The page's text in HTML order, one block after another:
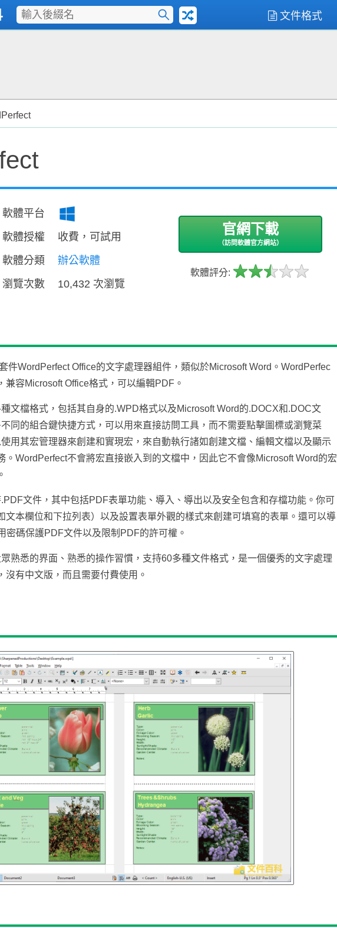
文件格式
軟體平台
軟體授權
收費，可試用
軟體分類
辦公軟體
瀏覽次數
10,432 次瀏覽
官網下載
（訪問軟體官方網站）
軟體評分:
件WordPerfect Office的文字處理器組件，類似於Microsoft Word。WordPerfec
兼容Microsoft Office格式，可以編輯PDF。
文檔格式，包括其自身的.WPD格式以及Microsoft Word的.DOCX和.DOC文
同的組合鍵快捷方式，可以用來直接訪問工具，而不需要點擊圖標或瀏覽菜
用其宏管理器來創建和實現宏，來自動執行諸如創建文檔、編輯文檔以及顯示
。WordPerfect不會將宏直接嵌入到的文檔中，因此它不會像Microsoft Word的宏
文件，其中包括PDF表單功能、導入、導出以及安全包含和存檔功能。你可
文本欄位和下拉列表）以及設置表單外觀的樣式來創建可填寫的表單。還可以導
密碼保護PDF文件以及限制PDF的許可權。
熟悉的界面、熟悉的操作習慣，支持60多種文件格式，是一個優秀的文字處理
沒有中文版，而且需要付費使用。